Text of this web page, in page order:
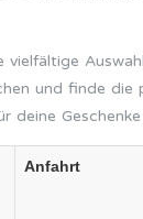
vielfältige
und finde die
deine
Anfahrt